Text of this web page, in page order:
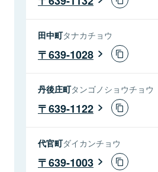
田中町タナカチョウ
639-1028
丹後庄町タンゴノショウチョウ
639-1122
代官町ダイカンチョウ
639-1003